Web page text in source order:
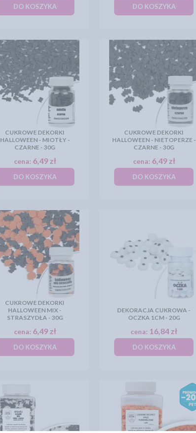
DO KOSZYKA DO KOSZYKA
CUKROWE DEKORKI
HALLOWEEN - MIOTŁY -
CZARNE - 30G
cena: 6,49 zł
DO KOSZYKA
CUKROWE DEKORKI
HALLOWEEN - NIETOPERZE -
CZARNE - 30G
cena: 6,49 zł
DO KOSZYKA
CUKROWE DEKORKI
HALLOWEEN MIX -
STRASZYDŁA - 30G
cena: 6,49 zł
DO KOSZYKA
DEKORACJA CUKROWA -
OCZKA 1CM - 20G
cena: 16,84 zł
DO KOSZYKA